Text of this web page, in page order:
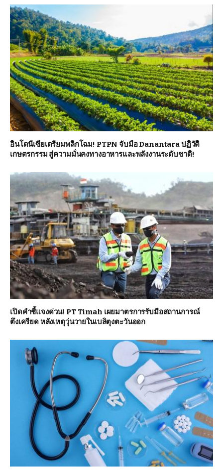
อินโดนีเซียเตรียมพลิกโฉม! PTPN จับมือ Danantara ปฏิวัติ
เกษตรกรรม สู่ความมั่นคงทางอาหารและพลังงานระดับชาติ!
เปิดคำชี้แจงด่วน! PT Timah เผยมาตรการรับมือสถานการณ์
ตึงเครียด หลังเหตุวุ่นวายในเบลิตุงตะวันออก